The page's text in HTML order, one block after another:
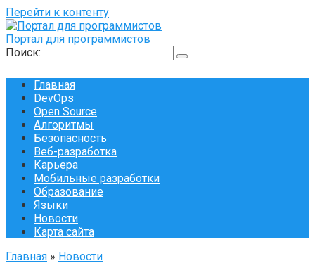
Перейти к контенту
Портал для программистов
Поиск:
Главная
DevOps
Open Source
Алгоритмы
Безопасность
Веб-разработка
Карьера
Мобильные разработки
Образование
Языки
Новости
Карта сайта
Главная » Новости